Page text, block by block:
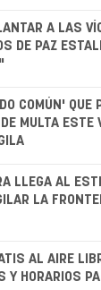
A LAS
DE PAZ
COMÚN' QUE
MULTA ESTE
LLEGA AL
LA
AL AIRE
Y HORARIOS